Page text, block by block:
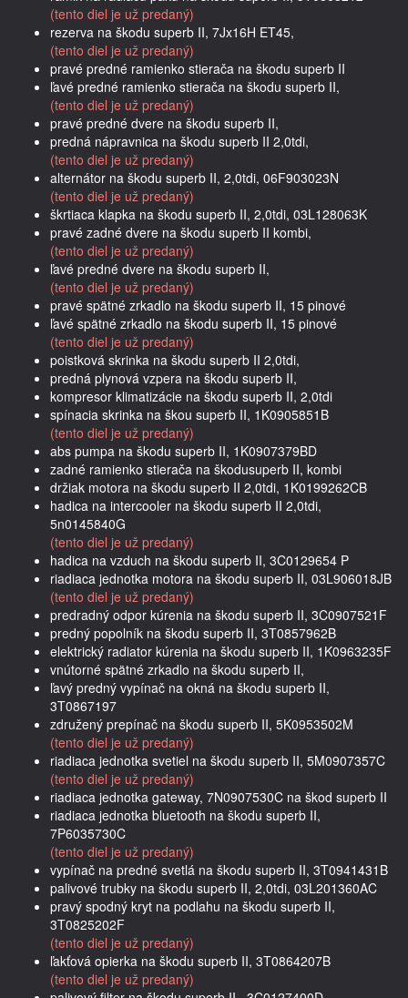
(tento diel je už predaný)
rezerva na škodu superb II, 7Jx16H ET45,
(tento diel je už predaný)
pravé predné ramienko stierača na škodu superb II
ľavé predné ramienko stierača na škodu superb II,
(tento diel je už predaný)
pravé predné dvere na škodu superb II,
predná nápravnica na škodu superb II 2,0tdi,
(tento diel je už predaný)
alternátor na škodu superb II, 2,0tdi, 06F903023N
(tento diel je už predaný)
škrtiaca klapka na škodu superb II, 2,0tdi, 03L128063K
pravé zadné dvere na škodu superb II kombi,
(tento diel je už predaný)
ľavé predné dvere na škodu superb II,
(tento diel je už predaný)
pravé spätné zrkadlo na škodu superb II, 15 pinové
ľavé spätné zrkadlo na škodu superb II, 15 pinové
(tento diel je už predaný)
poistková skrinka na škodu superb II 2,0tdi,
predná plynová vzpera na škodu superb II,
kompresor klimatizácie na škodu superb II, 2,0tdi
spínacia skrinka na škou superb II, 1K0905851B
(tento diel je už predaný)
abs pumpa na škodu superb II, 1K0907379BD
zadné ramienko stierača na škodusuperb II, kombi
držiak motora na škodu superb II 2,0tdi, 1K0199262CB
hadica na intercooler na škodu superb II 2,0tdi,
5n0145840G
(tento diel je už predaný)
hadica na vzduch na škodu superb II, 3C0129654 P
riadiaca jednotka motora na škodu superb II, 03L906018JB
(tento diel je už predaný)
predradný odpor kúrenia na škodu superb II, 3C0907521F
predný popolník na škodu superb II, 3T0857962B
elektrický radiator kúrenia na škodu superb II, 1K0963235F
vnútorné spätné zrkadlo na škodu superb II,
ľavý predný vypínač na okná na škodu superb II,
3T0867197
združený prepínač na škodu superb II, 5K0953502M
(tento diel je už predaný)
riadiaca jednotka svetiel na škodu superb II, 5M0907357C
(tento diel je už predaný)
riadiaca jednotka gateway, 7N0907530C na škod superb II
riadiaca jednotka bluetooth na škodu superb II,
7P6035730C
(tento diel je už predaný)
vypínač na predné svetlá na škodu superb II, 3T0941431B
palivové trubky na škodu superb II, 2,0tdi, 03L201360AC
pravý spodný kryt na podlahu na škodu superb II,
3T0825202F
(tento diel je už predaný)
ľakťová opierka na škodu superb II, 3T0864207B
(tento diel je už predaný)